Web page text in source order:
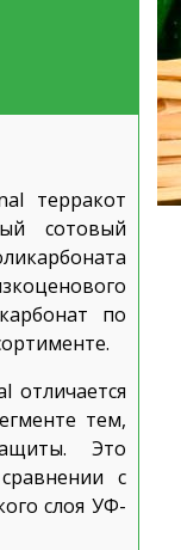
терракот
сотовый
по
отличается
тем,
Это
с
слоя УФ-